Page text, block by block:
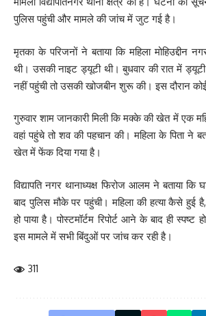
पुलिस पहुंची और मामले की जांच में जुट गई है।
मृतका के परिजनों ने बताया कि महिला मोहिउद्दीन
थी। उसकी नाइट ड्यूटी थी। बुधवार की रात में
नहीं पहुंची तो उसकी खोजबीन शुरू की। इस दौरान
गुरुवार शाम जानकारी मिली कि मक्के की खेत में एक
वहां पहुंचे तो शव की पहचान की। महिला के पिता ने
खेत में फेंक दिया गया है।
विद्यापति नगर थानाध्यक्ष फिरोज आलम ने बताया
बाद पुलिस मौके पर पहुंची। महिला की हत्या कैसे हुई
हो पाया है। पोस्टमॉर्टम रिपोर्ट आने के बाद ही स्पष्ट
इस मामले में सभी बिंदुओं पर जांच कर रही है।
311